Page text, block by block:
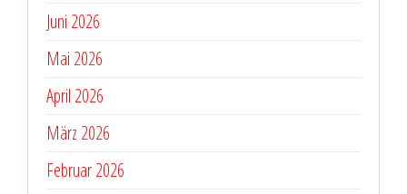
Juni 2026
Mai 2026
April 2026
März 2026
Februar 2026